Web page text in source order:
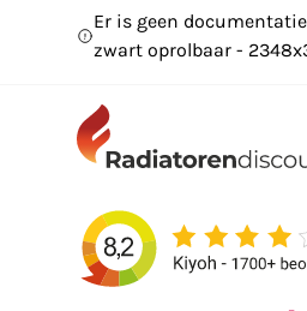
Er is geen
zwart oprolbaar -